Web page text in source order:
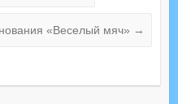
«Веселый мяч» →